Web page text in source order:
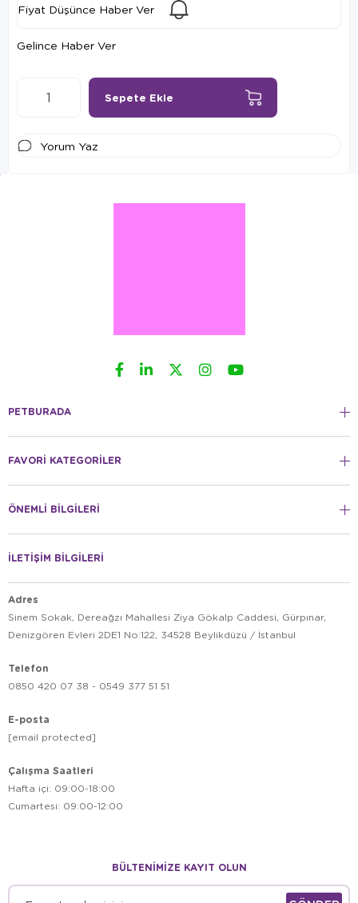
Fiyat Düşünce Haber Ver
Gelince Haber Ver
Yorum Yaz
PETBURADA
FAVORİ KATEGORİLER
ÖNEMLİ BİLGİLERİ
İLETİŞİM BİLGİLERİ
Adres
Sinem Sokak, Dereağzı Mahallesi Ziya Gökalp Caddesi, Gürpınar,
Denizgören Evleri 2DE1 No:122, 34528 Beylikdüzü / İstanbul
Telefon
0850 420 07 38 - 0549 377 51 51
E-posta
[email protected]
Çalışma Saatleri
Hafta içi: 09:00-18:00
Cumartesi: 09:00-12:00
BÜLTENİMİZE KAYIT OLUN